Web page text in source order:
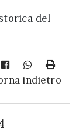
del
indietro